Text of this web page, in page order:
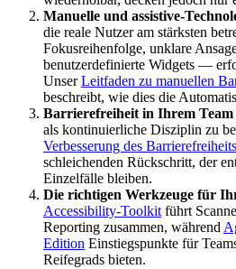
Manuelle und assistive-
die reale Nutzer am stärksten
Fokusreihenfolge, unklare
benutzerdefinierte Widgets —
UnserLeitfaden zu manuellen
beschreibt, wie dies die
Barrierefreiheit in Ihrem
als kontinuierliche Disziplin zu
Verbesserung des
schleichenden Rückschritt, der
Einzelfälle bleiben.
Die richtigen Werkzeuge für
Accessibility-Toolkit führt
Reporting zusammen, während
Edition Einstiegspunkte für
Reifegrads bieten.